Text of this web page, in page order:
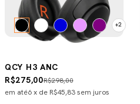
+2
QCY H3 ANC
R$298,00
R$275,00
em até6x de R$45,83sem juros